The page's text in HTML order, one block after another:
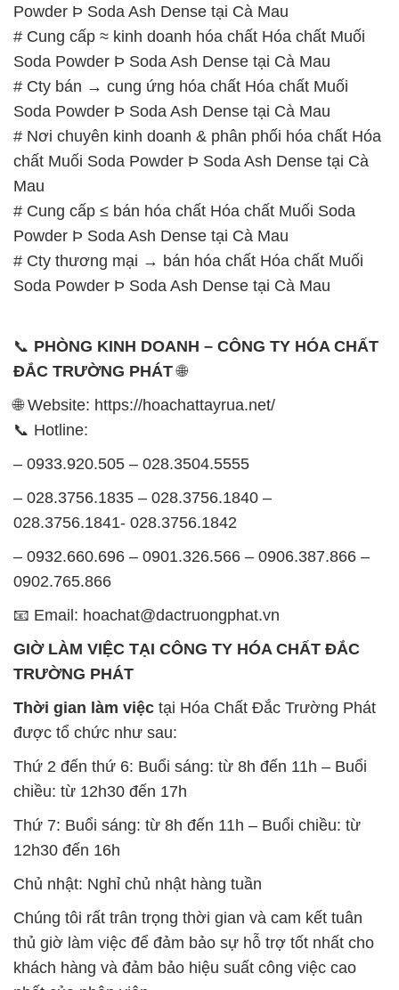
# Nơi chuyên kinh doanh & phân phối hóa chất Hóa
chất Muối Soda Powder Þ Soda Ash Dense tại Cà
# Cung cấp ≤ bán hóa chất Hóa chất Muối Soda
Powder Þ Soda Ash Dense tại Cà Mau
# Cty thương mại → bán hóa chất Hóa chất Muối
📞PHÒNG KINH DOANH – CÔNG TY HÓA CHẤT
ĐẮC TRƯỜNG PHÁT🌐
🌐 Website: https://hoachattayrua.net/
– 0933.920.505 – 028.3504.5555
028.3756.1841- 028.3756.1842
0902.765.866
📧 Email: hoachat@dactruongphat.vn
TRƯỜNG PHÁT
được tổ chức như sau:
Thứ 2 đến thứ 6: Buổi sáng: từ 8h đến 11h – Buổi
chiều: từ 12h30 đến 17h
Thứ 7: Buổi sáng: từ 8h đến 11h – Buổi chiều: từ
12h30 đến 16h
Chủ nhật: Nghỉ chủ nhật hàng tuần
thủ giờ làm việc để đảm bảo sự hỗ trợ tốt nhất cho
khách hàng và đảm bảo hiệu suất công việc cao
nhất của nhân viên.
BẢN ĐỒ MAP TẠI CÔNG TY HÓA CHẤT ĐẮC
TRƯỜNG PHÁT
ĐỊA CHỈ: 1229C Quốc lộ 1A, Phường Bình Trị